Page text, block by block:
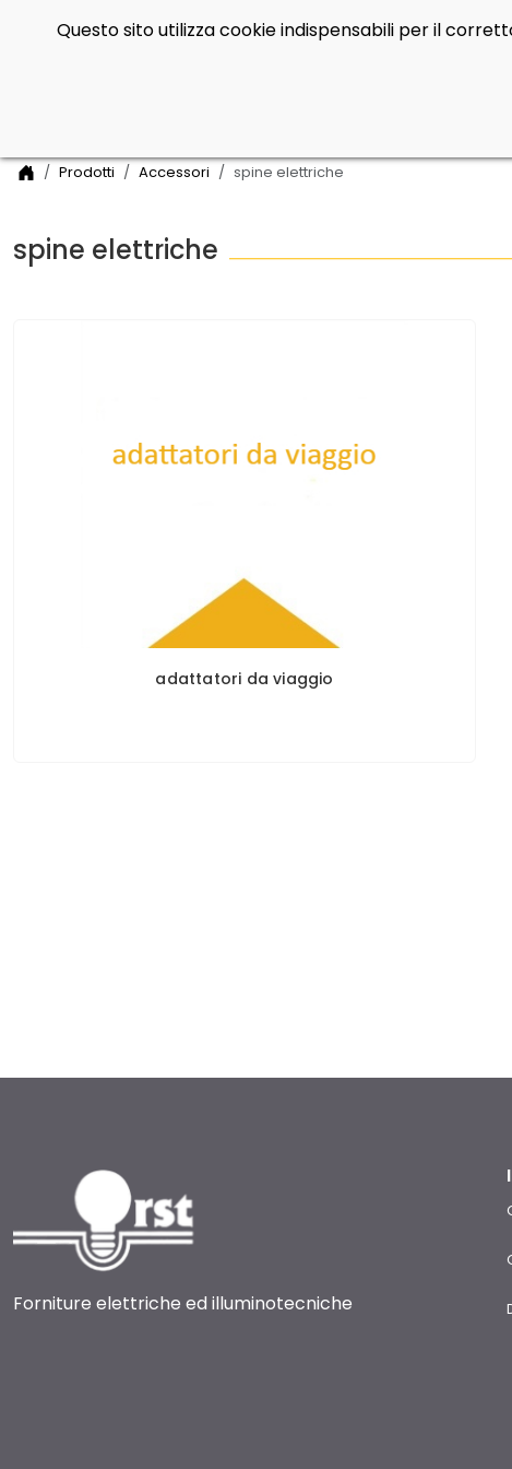
HomeProdotti Accessori spine elettriche
spine elettriche
adattatori da viaggio
Forniture elettriche ed illuminotecniche
Questo sito utilizza cookie indispensabili per il